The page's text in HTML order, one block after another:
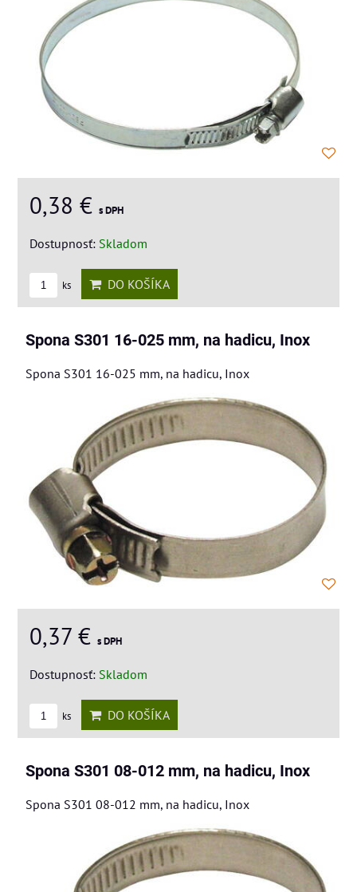
0,38 € s DPH
Dostupnosť: Skladom
ks DO KOŠÍKA
Spona S301 16-025 mm, na hadicu, Inox
Spona S301 16-025 mm, na hadicu, Inox
0,37 € s DPH
Dostupnosť: Skladom
ks DO KOŠÍKA
Spona S301 08-012 mm, na hadicu, Inox
Spona S301 08-012 mm, na hadicu, Inox